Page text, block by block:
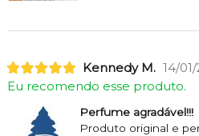
Kennedy M. 14/
Eu recomendo esse produto.
Perfume agradável!!!
Produto original e